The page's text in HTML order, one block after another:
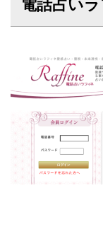
電話占い